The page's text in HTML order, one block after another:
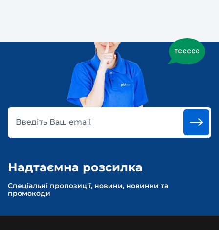
Введіть Ваш email
Надтаємна розсилка
Спеціальні пропозиції, новини, новинки та
промокоди